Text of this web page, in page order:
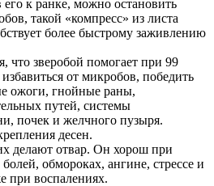
к ранке, можно остановить
такой «компресс» из листа
более быстрому заживлению
что зверобой помогает при 99
от микробов, победить
ожоги, гнойные раны,
путей, системы
почек и желчного пузыря.
десен.
делают отвар. Он хорош при
обмороках, ангине, стрессе и
при воспалениях.